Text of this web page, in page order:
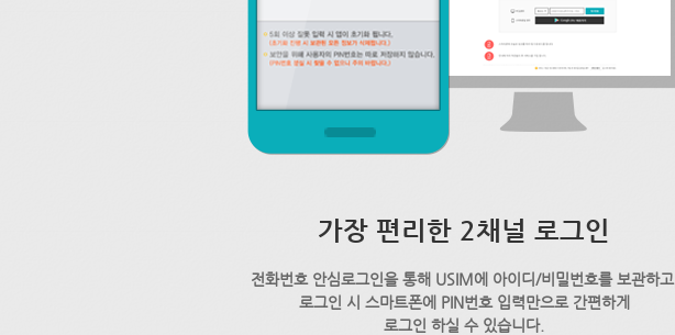
가장 편리한 2채널 로그인
전화번호 안심로그인을 통해 USIM에 아이디/비밀번호를 보관하고,
로그인 시 스마트폰에 PIN번호 입력만으로 간편하게
로그인 하실 수 있습니다.